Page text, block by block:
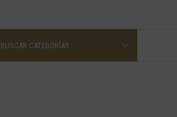
BUSCAR CATEGORÍAS